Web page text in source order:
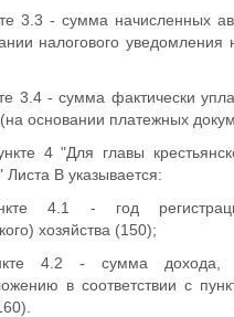
3.3 - сумма начисленных
налогового уведомления
3.4 - сумма фактически
основании платежных
4 "Для главы
Листа В указывается:
4.1 - год
хозяйства (150);
4.2 - сумма дохода,
в соответствии с